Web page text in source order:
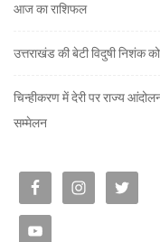
आज का राशिफल
उत्तराखंड की बेटी विदुषी निशंक
चिन्हीकरण में देरी पर राज्य
सम्मेलन